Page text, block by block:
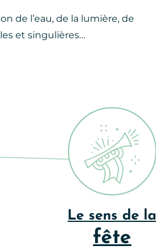
de l’eau, de la lumière, de
et singulières…
Le sens de la
fête